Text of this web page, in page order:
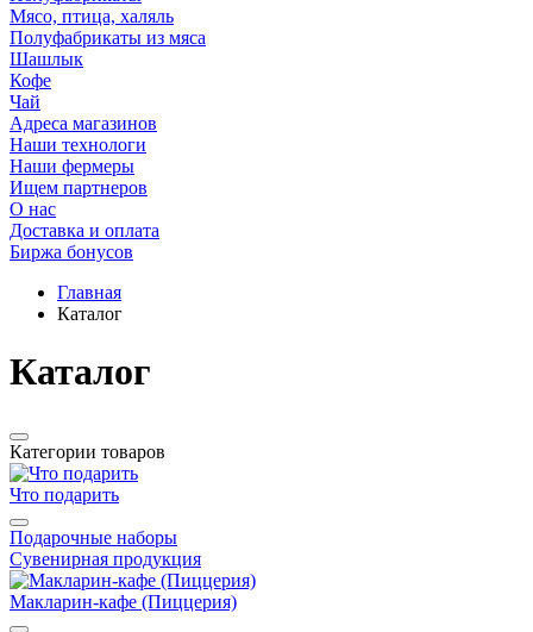
Мясо, птица, халяль
Полуфабрикаты из мяса
Шашлык
Кофе
Чай
Адреса магазинов
Наши технологи
Наши фермеры
Ищем партнеров
О нас
Доставка и оплата
Биржа бонусов
Главная
Каталог
Каталог
Категории товаров
Что подарить
Подарочные наборы
Сувенирная продукция
Макларин-кафе (Пиццерия)